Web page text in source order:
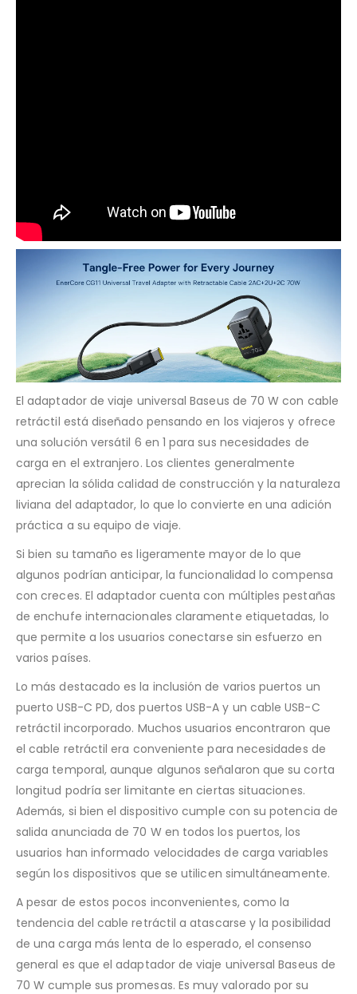
El adaptador de viaje universal Baseus de 70 W con cable
retráctil está diseñado pensando en los viajeros y ofrece
una solución versátil 6 en 1 para sus necesidades de
carga en el extranjero. Los clientes generalmente
aprecian la sólida calidad de construcción y la naturaleza
liviana del adaptador, lo que lo convierte en una adición
práctica a su equipo de viaje.
Si bien su tamaño es ligeramente mayor de lo que
algunos podrían anticipar, la funcionalidad lo compensa
con creces. El adaptador cuenta con múltiples pestañas
de enchufe internacionales claramente etiquetadas, lo
que permite a los usuarios conectarse sin esfuerzo en
varios países.
Lo más destacado es la inclusión de varios puertos un
puerto USB-C PD, dos puertos USB-A y un cable USB-C
retráctil incorporado. Muchos usuarios encontraron que
el cable retráctil era conveniente para necesidades de
carga temporal, aunque algunos señalaron que su corta
longitud podría ser limitante en ciertas situaciones.
Además, si bien el dispositivo cumple con su potencia de
salida anunciada de 70 W en todos los puertos, los
usuarios han informado velocidades de carga variables
según los dispositivos que se utilicen simultáneamente.
A pesar de estos pocos inconvenientes, como la
tendencia del cable retráctil a atascarse y la posibilidad
de una carga más lenta de lo esperado, el consenso
general es que el adaptador de viaje universal Baseus de
70 W cumple sus promesas. Es muy valorado por su